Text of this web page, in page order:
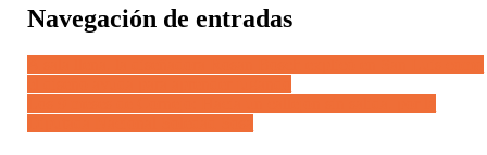
Navegación de entradas